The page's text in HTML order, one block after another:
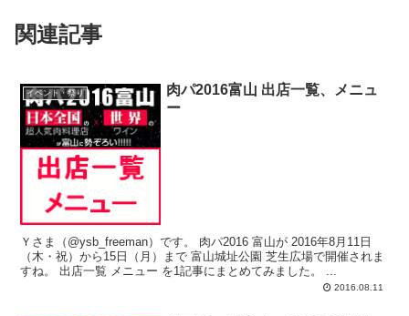
関連記事
イベント・祭り
肉パ2016富山 出店一覧、メニュ
ー
Ｙさま（@ysb_freeman）です。 肉パ2016 富山が 2016年8月11日
（木・祝）から15日（月）まで 富山城址公園 芝生広場で開催されま
すね。 出店一覧 メニュー を1記事にまとめてみました。 ...
2016.08.11